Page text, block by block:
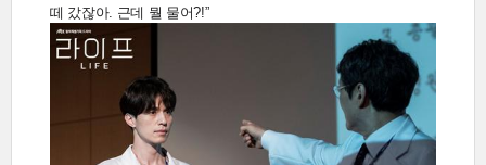
떼 갔잖아. 근데 뭘 물어?!”